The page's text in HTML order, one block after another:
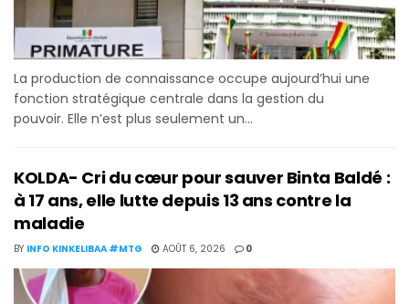
La production de connaissance occupe aujourd’hui une
fonction stratégique centrale dans la gestion du
pouvoir. Elle n’est plus seulement un...
KOLDA- Cri du cœur pour sauver Binta Baldé :
à 17 ans, elle lutte depuis 13 ans contre la
maladie
BY INFO KINKELIBAA #MTG AOÛT 6, 2026 0